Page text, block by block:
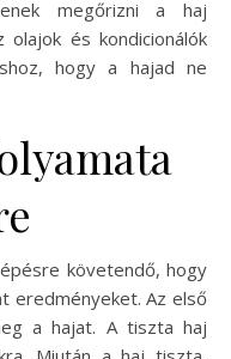
megőrizni a haj
és kondicionálók
hogy a hajad ne
követendő, hogy
eredményeket. Az első
a hajat. A tiszta haj